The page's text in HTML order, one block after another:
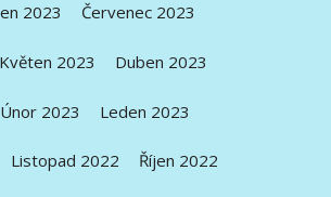
2023 Červenec 2023
Květen 2023 Duben 2023
Únor 2023 Leden 2023
Listopad 2022 Říjen 2022